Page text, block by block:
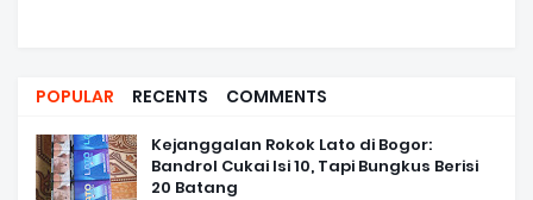
POPULAR RECENTS COMMENTS
Kejanggalan Rokok Lato di Bogor:
Bandrol Cukai Isi 10, Tapi Bungkus Berisi
20 Batang